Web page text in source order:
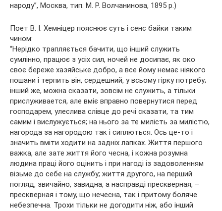
народу”, Москва, тип. М. Р. Волчанинова, 1895 р.)
Поет В. І. Хемніцер пояснює суть і сенс байки таким
чином:
“Нерідко трапляється бачити, що інший служить
сумлінно, працює з усіх сил, ночей не досипає, як око
своє береже хазяйське добро, а все йому немає ніякого
пошани і терпить він, сердешний, у всьому гірку потребу;
інший же, можна сказати, зовсім не служить, а тільки
прислуживается, але вміє вправно повернутися перед
господарем, улеслива слівце до речі сказати, та тим
самим і вислужується; на нього за те милість за милістю,
нагорода за нагородою так і сиплються. Ось це-то і
значить вміти ходити на задніх лапках. Життя першого
важка, але зате життя його чесна, і кожна розумна
людина праці його оцінить і при нагоді із задоволенням
візьме до себе на службу; життя другого, на перший
погляд, звичайно, завидна, а насправді прескверная, –
прескверная і тому, що нечесна, так і притому боляче
небезпечна. Трохи тільки не догодити ніж, або інший